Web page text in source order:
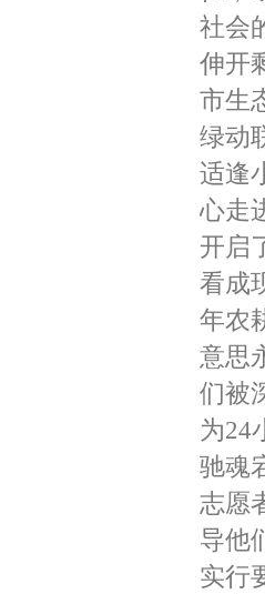
社会
伸开
市生
绿动
适逢
心走
开启
看成
年农
意思
们被
为24
驰魂
志愿
导他
实行